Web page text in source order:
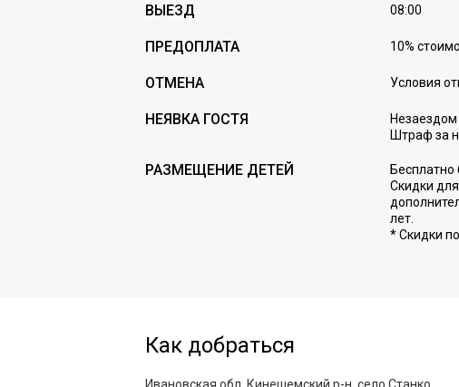
ВЫЕЗД 08:00
ПРЕДОПЛАТА 10%
ОТМЕНА Условия
НЕЯВКА ГОСТЯ
Незаездом
Штраф за
РАЗМЕЩЕНИЕ ДЕТЕЙ
Бесплатно
Скидки
лет.
* Скидки
Как добраться